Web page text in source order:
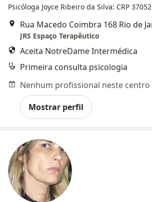
Psicóloga Joyce Ribeiro da Silva: CRP 37052
JRS Espaço Terapêutico
Aceita NotreDame Intermédica
Primeira consulta psicologia
Mostrar perfil